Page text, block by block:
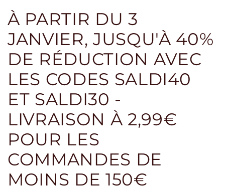
À PARTIR DU 3
JANVIER, JUSQU'À 40%
DE RÉDUCTION AVEC
LES CODES SALDI40
ET SALDI30 -
LIVRAISON À 2,99€
POUR LES
COMMANDES DE
MOINS DE 150€